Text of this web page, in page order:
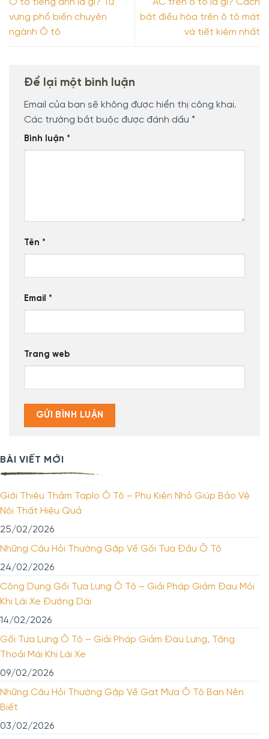
vựng phổ biến chuyên
ngành Ô tô
bật điều hòa trên ô tô mát
và tiết kiệm nhất
Để lại một bình luận
Email của bạn sẽ không được hiển thị công khai.
Các trường bắt buộc được đánh dấu *
Bình luận *
Tên *
Email *
Trang web
BÀI VIẾT MỚI
Giới Thiệu Thảm Taplo Ô Tô – Phụ Kiện Nhỏ Giúp Bảo Vệ
Nội Thất Hiệu Quả
25/02/2026
Những Câu Hỏi Thường Gặp Về Gối Tựa Đầu Ô Tô
24/02/2026
Công Dụng Gối Tựa Lưng Ô Tô – Giải Pháp Giảm Đau Mỏi
Khi Lái Xe Đường Dài
14/02/2026
Gối Tựa Lưng Ô Tô – Giải Pháp Giảm Đau Lưng, Tăng
Thoải Mái Khi Lái Xe
09/02/2026
Những Câu Hỏi Thường Gặp Về Gạt Mưa Ô Tô Bạn Nên
Biết
03/02/2026